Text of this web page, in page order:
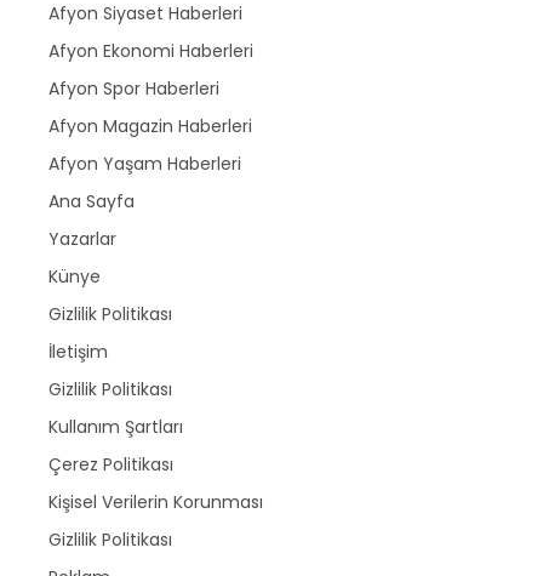
Afyon Siyaset Haberleri
Afyon Ekonomi Haberleri
Afyon Spor Haberleri
Afyon Magazin Haberleri
Afyon Yaşam Haberleri
Ana Sayfa
Yazarlar
Künye
Gizlilik Politikası
İletişim
Gizlilik Politikası
Kullanım Şartları
Çerez Politikası
Kişisel Verilerin Korunması
Gizlilik Politikası